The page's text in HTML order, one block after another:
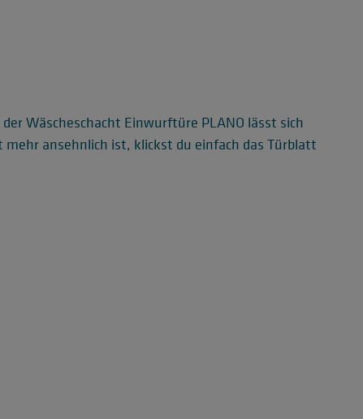
Wäscheschacht Einwurftüre PLANO lässt sich
mehr ansehnlich ist, klickst du einfach das Türblatt